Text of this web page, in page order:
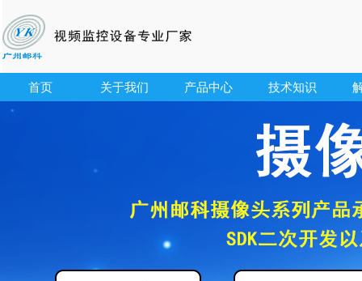
首页 关于我们 产品中心 技术知识